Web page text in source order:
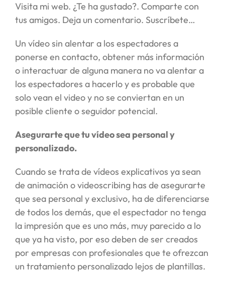
Visita mi web. ¿Te ha gustado?. Comparte con
tus amigos. Deja un comentario. Suscríbete…
Un vídeo sin alentar a los espectadores a
ponerse en contacto, obtener más información
o interactuar de alguna manera no va alentar a
los espectadores a hacerlo y es probable que
solo vean el video y no se conviertan en un
posible cliente o seguidor potencial.
Asegurarte que tu vídeo sea personal y
personalizado.
Cuando se trata de vídeos explicativos ya sean
de animación o videoscribing has de asegurarte
que sea personal y exclusivo, ha de diferenciarse
de todos los demás, que el espectador no tenga
la impresión que es uno más, muy parecido a lo
que ya ha visto, por eso deben de ser creados
por empresas con profesionales que te ofrezcan
un tratamiento personalizado lejos de plantillas.